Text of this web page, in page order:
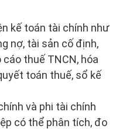
kế toán tài chính như
nợ, tài sản cố định,
cáo thuế TNCN, hóa
toán thuế, sổ kế
và phi tài chính
có thể phân tích, đo